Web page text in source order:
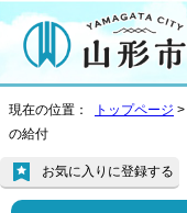
現在の位置： トップページ >
の給付
お気に入りに登録する